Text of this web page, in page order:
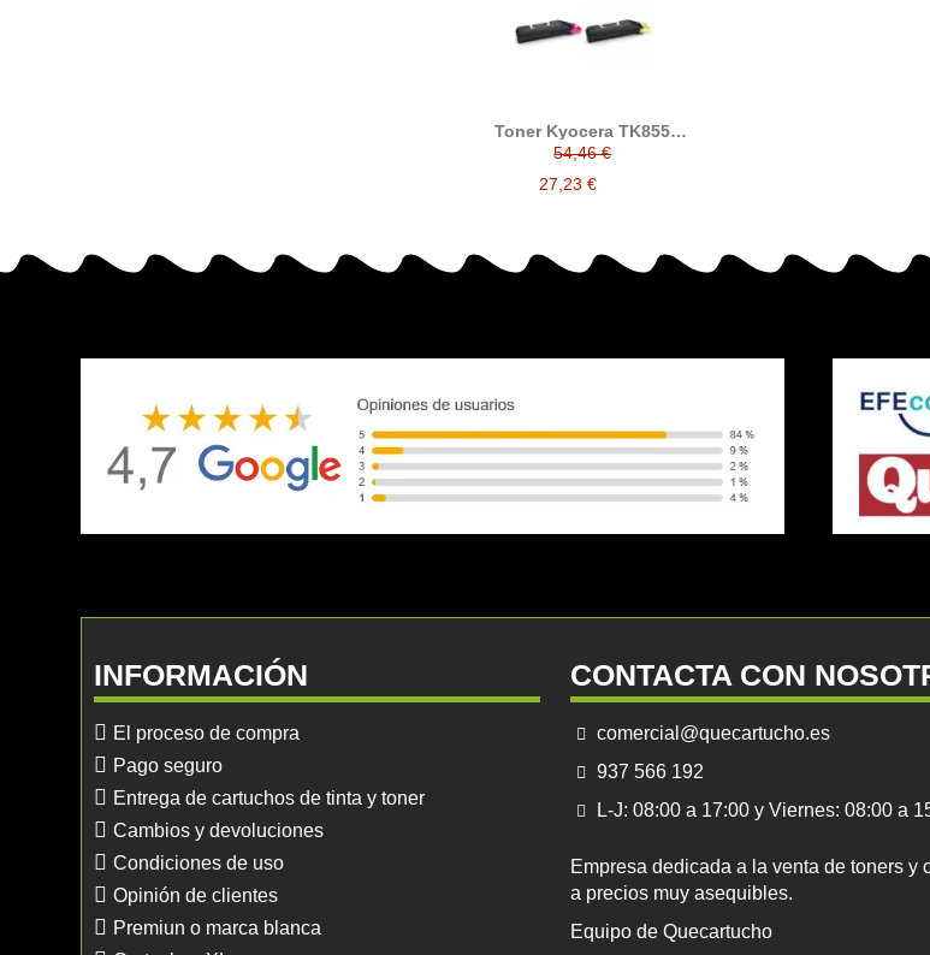
Toner Kyocera TK855
compatible reemplaza a TK-
855 / 1T02H70EU0 /
1T02H7CEU0 / 1T02H7BEU0
/ 1T02H7AEU0
54,46 €
27,23 €
INFORMACIÓN
El proceso de compra
Pago seguro
Entrega de cartuchos de tinta y toner
Cambios y devoluciones
Condiciones de uso
Opinión de clientes
Premiun o marca blanca
CONTACTA CON
comercial@quecartucho.es
937 566 192
L-J: 08:00 a 17:00 y Viernes: 08:00 a
Empresa dedicada a la venta de toners y
a precios muy asequibles.
Equipo de Quecartucho